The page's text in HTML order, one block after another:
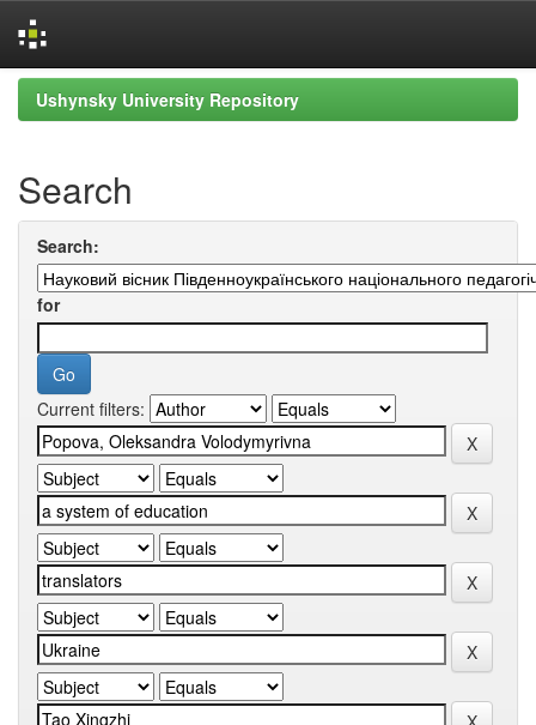
Skip
navigation
Ushynsky University Repository
Search
Search:
for
Current filters: